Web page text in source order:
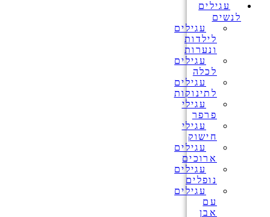
עגילים
לנשים
עגילים
לילדות
ונערות
עגילים
לכלה
עגילים
לתינוקות
עגילי
פרפר
עגילי
חישוק
עגילים
ארוכים
עגילים
נופלים
עגילים
עם
אבן